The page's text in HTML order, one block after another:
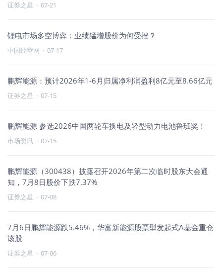
证券之星 · 07-21
锂电市场多空博弈：业绩猛增股价为何受挫？
中国经营网 · 07-17
鹏辉能源：预计2026年1-6月归属净利润盈利8亿元至8.66亿元
证券之星 · 07-15
鹏辉能源 参选2026中国两轮车换电及轻型动力电池鲁班奖！
市场资讯 · 07-15
鹏辉能源（300438）披露召开2026年第二次临时股东大会通
知，7月8日股价下跌7.37%
证券之星 · 07-08
7月6日鹏辉能源跌5.46%，华富新能源股票型发起式A基金重仓
该股
证券之星 · 07-06